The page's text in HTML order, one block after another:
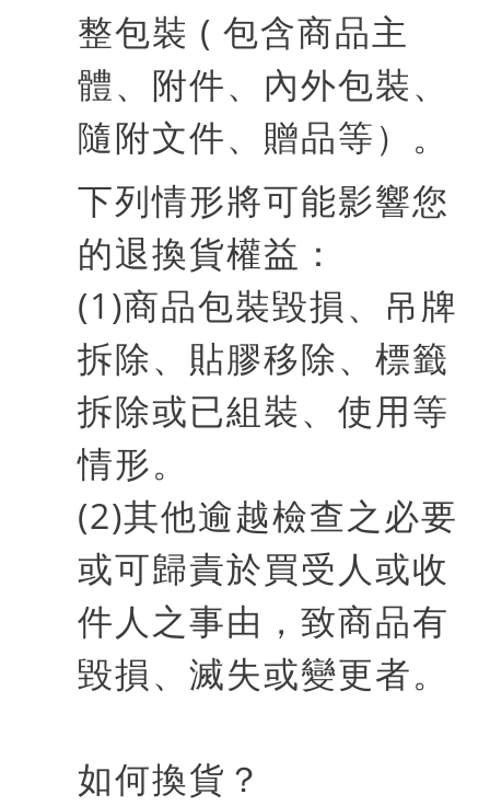
整包裝 ( 包含商品主
體、附件、內外包裝、
隨附文件、贈品等）。
下列情形將可能影響您
的退換貨權益：
(1)商品包裝毀損、吊牌
拆除、貼膠移除、標籤
拆除或已組裝、使用等
情形。
(2)其他逾越檢查之必要
或可歸責於買受人或收
件人之事由，致商品有
毀損、滅失或變更者。
如何換貨？